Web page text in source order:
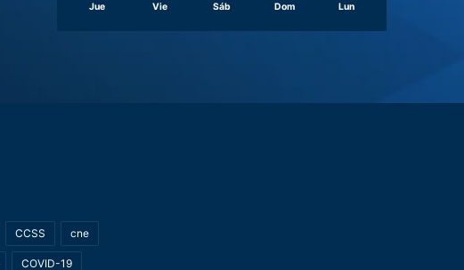
Jue Vie Sáb Dom Lun
CCSS cne
COVID-19